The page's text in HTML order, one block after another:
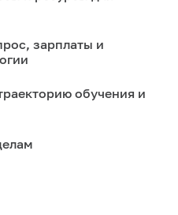
зарплаты и
обучения и